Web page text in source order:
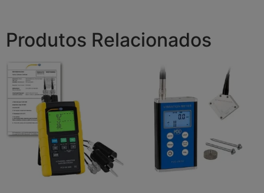
Produtos Relacionados